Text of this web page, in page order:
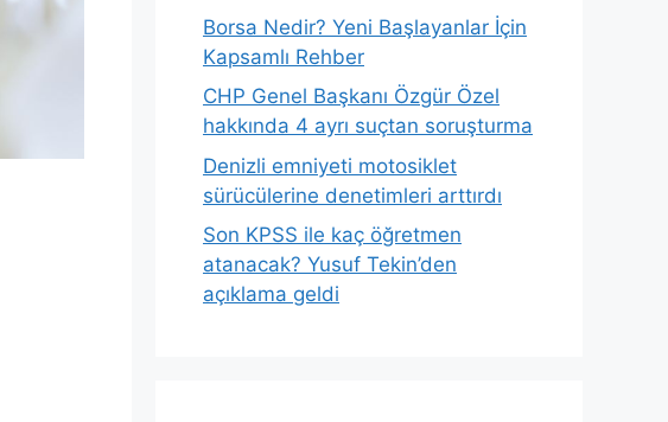
Borsa Nedir? Yeni Başlayanlar İçin
Kapsamlı Rehber
CHP Genel Başkanı Özgür Özel
hakkında 4 ayrı suçtan soruşturma
Denizli emniyeti motosiklet
sürücülerine denetimleri arttırdı
Son KPSS ile kaç öğretmen
atanacak? Yusuf Tekin’den
açıklama geldi